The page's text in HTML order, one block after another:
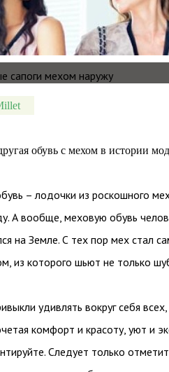
обувь с мехом в истории
– лодочки из роскошного
А вообще, меховую обувь
на Земле. С тех пор мех стал
из которого шьют не только
удивлять вокруг себя
комфорт и красоту, уют и
Следует только